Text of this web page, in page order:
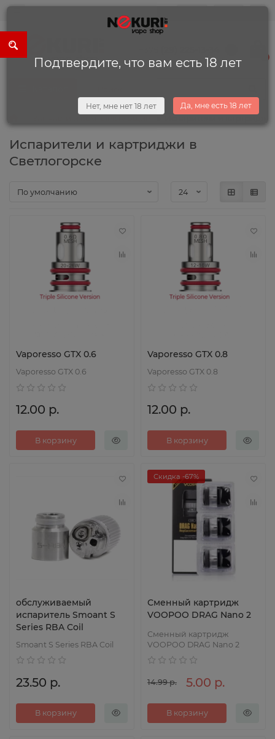
Испарители и картриджи в
Светлогорске
Vaporesso GTX 0.6
Vaporesso GTX 0.6
12.00 р.
В корзину
Vaporesso GTX 0.8
Vaporesso GTX 0.8
12.00 р.
В корзину
обслуживаемый
испаритель Smoant S
Series RBA Coil
Smoant S Series RBA Coil
23.50 р.
В корзину
Скидка -67%
Сменный картридж
VOOPOO DRAG Nano 2
Сменный картридж
VOOPOO DRAG Nano 2
14.99 р. 5.00 р.
В корзину
Подтвердите, что вам есть 18 лет
Нет, мне нет 18 лет Да, мне есть 18 лет